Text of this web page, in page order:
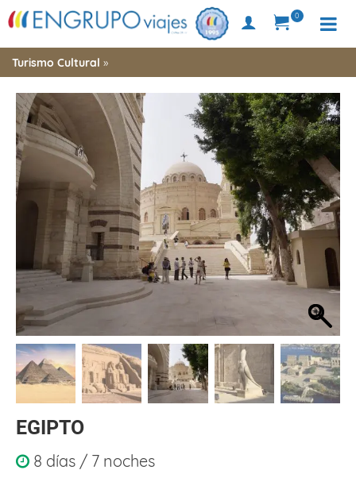
0
Turismo Cultural »
EGIPTO
8 días / 7 noches